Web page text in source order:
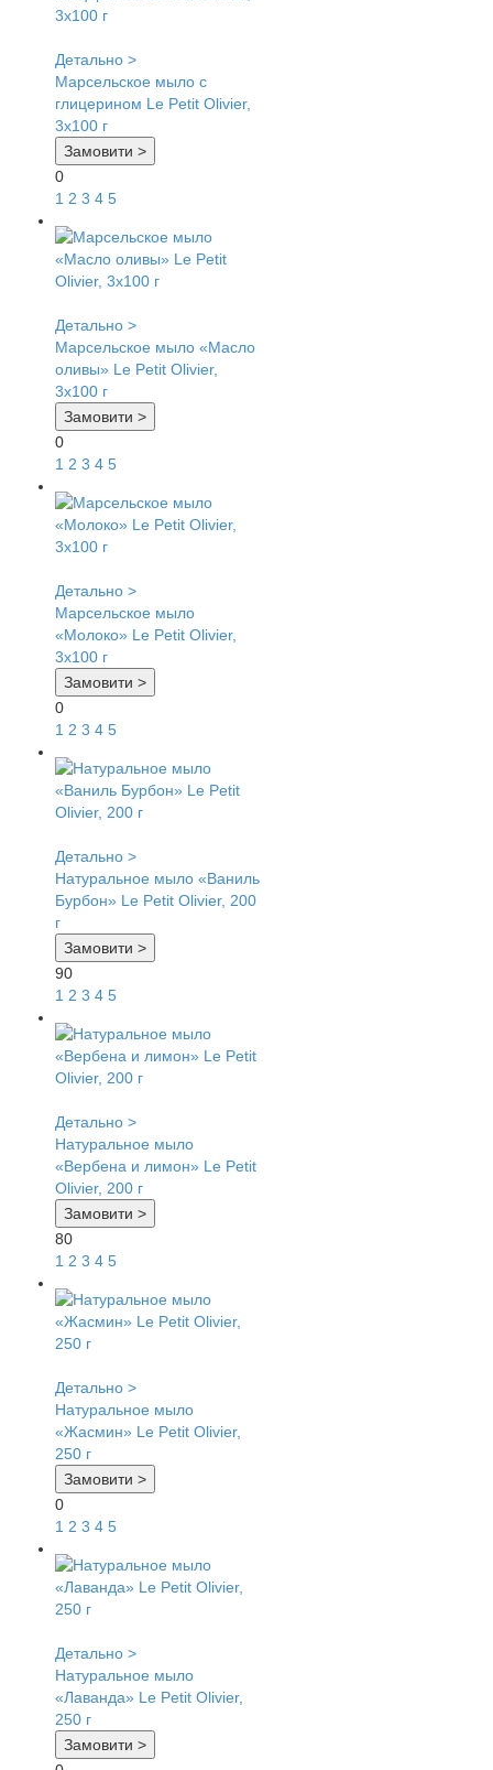
Детально >
Марсельское мыло с
глицерином Le Petit Olivier,
3х100 г
Замовити >
0
1 2 3 4 5
Детально >
Марсельское мыло «Масло
оливы» Le Petit Olivier,
3х100 г
Замовити >
0
1 2 3 4 5
Детально >
Марсельское мыло
«Молоко» Le Petit Olivier,
3х100 г
Замовити >
0
1 2 3 4 5
Детально >
Натуральное мыло «Ваниль
Бурбон» Le Petit Olivier, 200
г
Замовити >
90
1 2 3 4 5
Детально >
Натуральное мыло
«Вербена и лимон» Le Petit
Olivier, 200 г
Замовити >
80
1 2 3 4 5
Детально >
Натуральное мыло
«Жасмин» Le Petit Olivier,
250 г
Замовити >
0
1 2 3 4 5
Детально >
Натуральное мыло
«Лаванда» Le Petit Olivier,
250 г
Замовити >